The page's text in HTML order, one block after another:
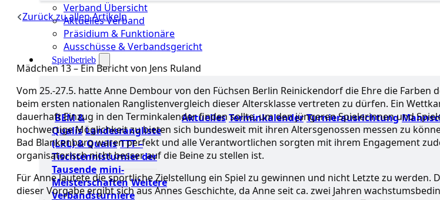
Verband Übersicht
Aktuelles Verband
Präsidium & Funktionäre
Ausschüsse & Verbandsgericht
Spielbetrieb
BEM &
Qualis Landesrangliste
(LRL) & Qualis TTT –
Tischtennisturnier der
Tausende mini-
Meisterschaften Weitere
Verbandsturniere
Aktuelles Terminkalender Turnierausrichtung
Zurück zu allen Artikeln
Mädchen 13 – Ein Bericht von Jens Ruland
Vom 25.-27.5. hatte Anne Dembour von den Füchsen Berlin Reinickendorf die Ehre die Farben
beim ersten nationalen Ranglistenvergleich dieser Altersklasse vertreten zu dürfen. Ein
dauerhaft Einzug in den Terminkalender finden sollte, um den jüngeren Spielerinnen und
hochwertige Möglichkeit zu bieten sich bundesweit mit ihren Altersgenossen messen zu
Bad Blankenburg waren perfekt und alle Verantwortlichen sorgten mit ihrem Engagement
organisatorisch nicht besser auf die Beine zu stellen ist.
Für Anne lautete die sportliche Zielstellung ein Spiel zu gewinnen und nicht Letzte zu werden.
dieser Vorgabe ergibt sich aus Annes Geschichte, da Anne seit ca. zwei Jahren